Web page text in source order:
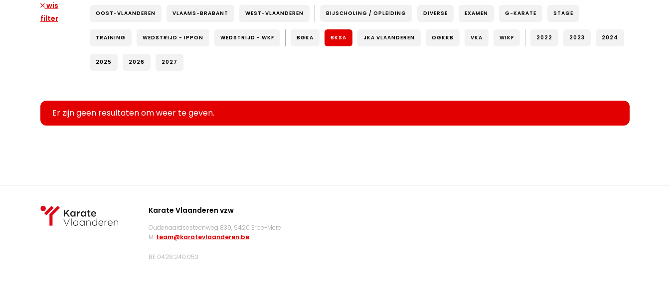
wis
filter
OOST-VLAANDEREN VLAAMS-BRABANT WEST-VLAANDEREN BIJSCHOLING / OPLEIDING DIVERSE EXAMEN G-KARATE STAGE
TRAINING WEDSTRIJD - IPPON WEDSTRIJD - WKF BGKA BKSA JKA VLAANDEREN OGKKB VKA WIKF 2022 2023 2024
2025 2026 2027
Er zijn geen resultaten om weer te geven.
Karate Vlaanderen vzw
Oudenaardsesteenweg 839, 9420 Erpe-Mere
M: team@karatevlaanderen.be
BE 0428.240.053